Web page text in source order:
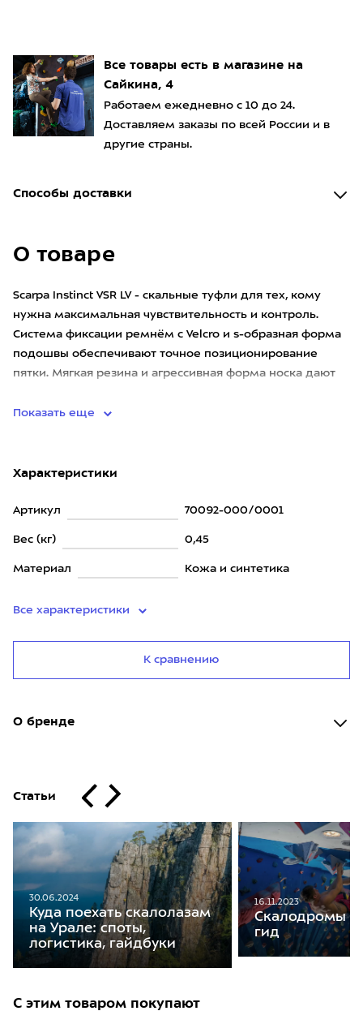
Все товары есть в магазине на
Сайкина, 4
Работаем ежедневно с 10 до 24.
Доставляем заказы по всей России и в
другие страны.
Способы доставки
О товаре
Scarpa Instinct VSR LV - скальные туфли для тех, кому
нужна максимальная чувствительность и контроль.
Система фиксации ремнём с Velcro и s-образная форма
подошвы обеспечивают точное позиционирование
пятки. Мягкая резина и агрессивная форма носка дают
Показать еще
Характеристики
Артикул 70092-000/0001
Вес (кг) 0,45
Материал Кожа и синтетика
Все характеристики
К сравнению
О бренде
Статьи
30.06.2024
Куда поехать скалолазам
на Урале: споты,
логистика, гайдбуки
16.11.2023
Скалодромы
гид
С этим товаром покупают